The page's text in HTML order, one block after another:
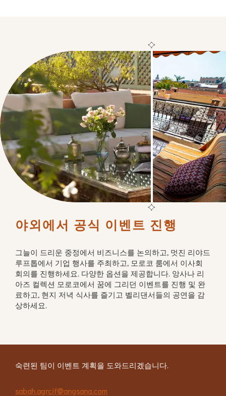
야외에서 공식 이벤트 진행
그늘이 드리운 중정에서 비즈니스를 논의하고, 멋진 리야드
루프톱에서 기업 행사를 주최하고, 모로코 룸에서 이사회
회의를 진행하세요. 다양한 옵션을 제공합니다. 앙사나 리
아즈 컬렉션 모로코에서 꿈에 그리던 이벤트를 진행 및 완
료하고, 현지 저녁 식사를 즐기고 벨리댄서들의 공연을 감
숙련된 팀이 이벤트 계획을 도와드리겠습니다.
sabah.agrcif@angsana.com